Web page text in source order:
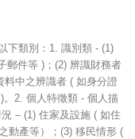
下類別：1. 識別類 - (1)
郵件等 )；(2) 辨識財務者
料中之辨識者 ( 如身分證
2. 個人特徵類 - 個人描
– (1) 住家及設施 ( 如住
動產等）；(3) 移民情形 (